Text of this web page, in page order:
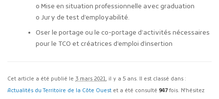
o Mise en situation professionnelle avec graduation
o Jury de test d’employabilité.
Oser le portage ou le co-portage d’activités nécessaires
pour le TCO et créatrices d’emploi d’insertion
Cet article a été publié le 3 mars 2021, il y a 5 ans. Il est classé dans :
Actualités du Territoire de la Côte Ouest et a été consulté 947 fois. N'hésitez